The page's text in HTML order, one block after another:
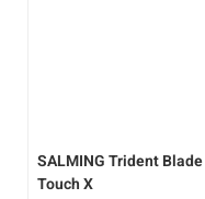
SALMINGTrident Blade
Touch X